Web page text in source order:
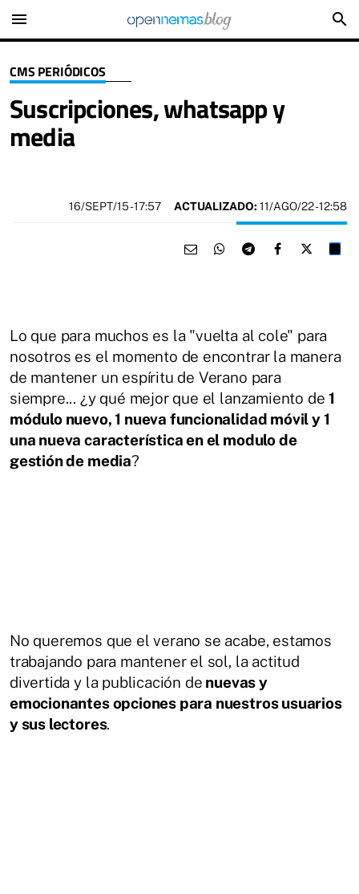
menu search
CMS PERIÓDICOS
Suscripciones, whatsapp y
media
16/SEPT/15- 17:57 ACTUALIZADO: 11/AGO/22 - 12:58
Lo que para muchos es la "vuelta al cole" para
nosotros es el momento de encontrar la manera
de mantener un espíritu de Verano para
siempre... ¿y qué mejor que el lanzamiento de1
módulo nuevo, 1 nueva funcionalidad móvil y 1
una nueva característica en el modulo de
gestión de media?
No queremos que el verano se acabe, estamos
trabajando para mantener el sol, la actitud
divertida y la publicación de nuevas y
emocionantes opciones para nuestros usuarios
y sus lectores.